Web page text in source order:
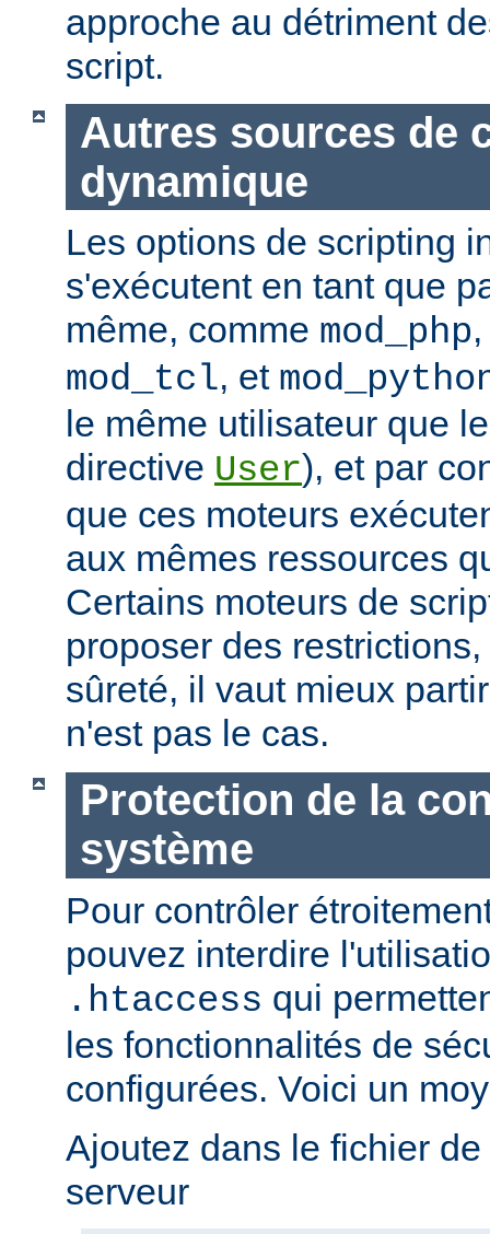
approche au détriment
script.
Autres sources de
dynamique
Les options de scripting
s'exécutent en tant que
même, comme mod_php
mod_tcl, et
le même utilisateur que
directive User), et par
que ces moteurs
aux mêmes ressources
Certains moteurs de
proposer des
sûreté, il vaut mieux
n'est pas le cas.
Protection de la
système
Pour contrôler
pouvez interdire
.htaccess qui
les fonctionnalités de
configurées. Voici un
Ajoutez dans le fichier
serveur